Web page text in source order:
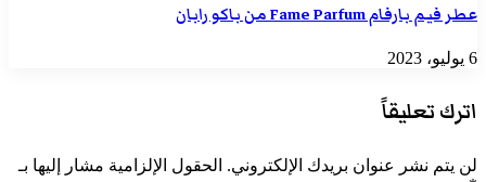
عطر فيم بارفام Fame Parfum من باكو رابان
6 يوليو، 2023
اترك تعليقاً
لن يتم نشر عنوان بريدك الإلكتروني. الحقول الإلزامية مشار إليها بـ